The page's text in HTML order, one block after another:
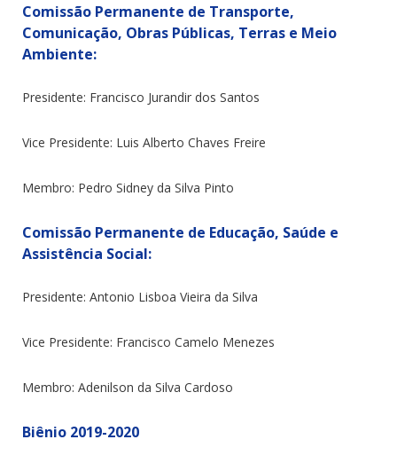
Comissão Permanente de Transporte,
Comunicação, Obras Públicas, Terras e Meio
Ambiente:
Presidente: Francisco Jurandir dos Santos
Vice Presidente: Luis Alberto Chaves Freire
Membro: Pedro Sidney da Silva Pinto
Comissão Permanente de Educação, Saúde e
Assistência Social:
Presidente: Antonio Lisboa Vieira da Silva
Vice Presidente: Francisco Camelo Menezes
Membro: Adenilson da Silva Cardoso
Biênio 2019-2020